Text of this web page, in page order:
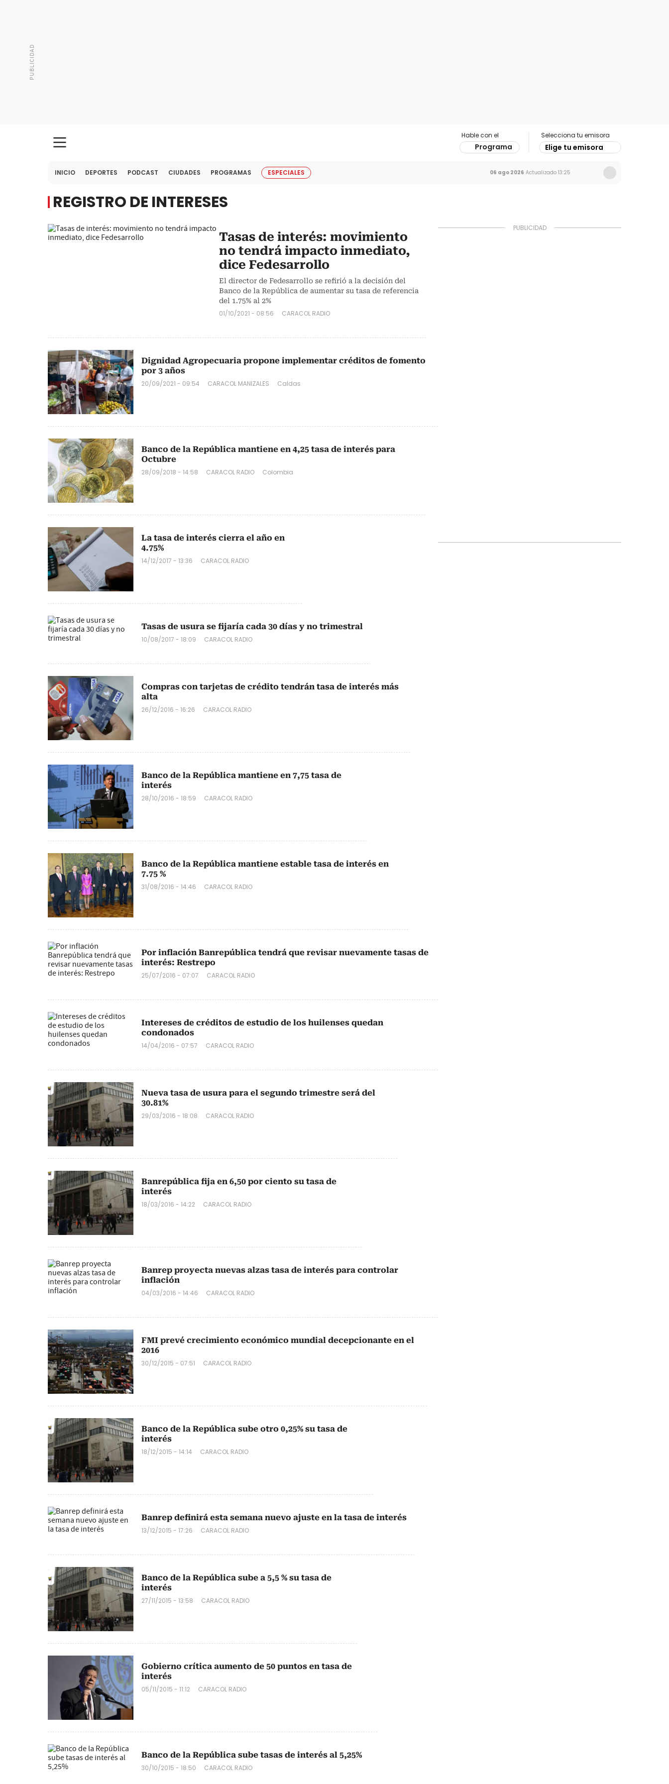
Hable con el
Programa
Selecciona tu emisora
Elige tu emisora
INICIO DEPORTES PODCAST CIUDADES PROGRAMAS ESPECIALES 06 ago 2026 Actualizado 13:25
REGISTRO DE INTERESES
Tasas de interés: movimiento
no tendrá impacto inmediato,
dice Fedesarrollo
El director de Fedesarrollo se refirió a la decisión del
Banco de la República de aumentar su tasa de referencia
del 1.75% al 2%
01/10/2021 - 08:56 CARACOL RADIO
Dignidad Agropecuaria propone implementar créditos de fomento
por 3 años
20/09/2021 - 09:54 CARACOL MANIZALES Caldas
Banco de la República mantiene en 4,25 tasa de interés para
Octubre
28/09/2018 - 14:58 CARACOL RADIO Colombia
La tasa de interés cierra el año en
4.75%
14/12/2017 - 13:36 CARACOL RADIO
Tasas de usura se fijaría cada 30 días y no trimestral
10/08/2017 - 18:09 CARACOL RADIO
Compras con tarjetas de crédito tendrán tasa de interés más
alta
26/12/2016 - 16:26 CARACOL RADIO
Banco de la República mantiene en 7,75 tasa de
interés
28/10/2016 - 18:59 CARACOL RADIO
Banco de la República mantiene estable tasa de interés en
7.75 %
31/08/2016 - 14:46 CARACOL RADIO
Por inflación Banrepública tendrá que revisar nuevamente tasas de
interés: Restrepo
25/07/2016 - 07:07 CARACOL RADIO
Intereses de créditos de estudio de los huilenses quedan
condonados
14/04/2016 - 07:57 CARACOL RADIO
Nueva tasa de usura para el segundo trimestre será del
30.81%
29/03/2016 - 18:08 CARACOL RADIO
Banrepública fija en 6,50 por ciento su tasa de
interés
18/03/2016 - 14:22 CARACOL RADIO
Banrep proyecta nuevas alzas tasa de interés para controlar
inflación
04/03/2016 - 14:46 CARACOL RADIO
FMI prevé crecimiento económico mundial decepcionante en el
2016
30/12/2015 - 07:51 CARACOL RADIO
Banco de la República sube otro 0,25% su tasa de
interés
18/12/2015 - 14:14 CARACOL RADIO
Banrep definirá esta semana nuevo ajuste en la tasa de interés
13/12/2015 - 17:26 CARACOL RADIO
Banco de la República sube a 5,5 % su tasa de
interés
27/11/2015 - 13:58 CARACOL RADIO
Gobierno crítica aumento de 50 puntos en tasa de
interés
05/11/2015 - 11:12 CARACOL RADIO
Banco de la República sube tasas de interés al 5,25%
30/10/2015 - 18:50 CARACOL RADIO